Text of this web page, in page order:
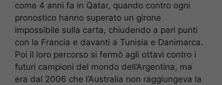
come 4 anni fa in Qatar, quando contro ogni
pronostico hanno superato un girone
impossibile sulla carta, chiudendo a pari punti
con la Francia e davanti a Tunisia e Danimarca.
Poi il loro percorso si fermò agli ottavi contro i
futuri campioni del mondo dell’Argentina, ma
era dal 2006 che l’Australia non raggiungeva la